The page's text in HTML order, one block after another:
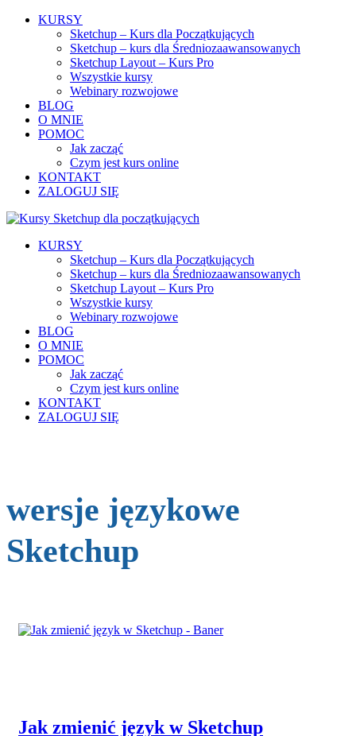
KURSY
Sketchup – Kurs dla Początkujących
Sketchup – kurs dla Średniozaawansowanych
Sketchup Layout – Kurs Pro
Wszystkie kursy
Webinary rozwojowe
BLOG
O MNIE
POMOC
Jak zacząć
Czym jest kurs online
KONTAKT
ZALOGUJ SIĘ
KURSY
Sketchup – Kurs dla Początkujących
Sketchup – kurs dla Średniozaawansowanych
Sketchup Layout – Kurs Pro
Wszystkie kursy
Webinary rozwojowe
BLOG
O MNIE
POMOC
Jak zacząć
Czym jest kurs online
KONTAKT
ZALOGUJ SIĘ
wersje językowe
Sketchup
Jak zmienić język w Sketchup